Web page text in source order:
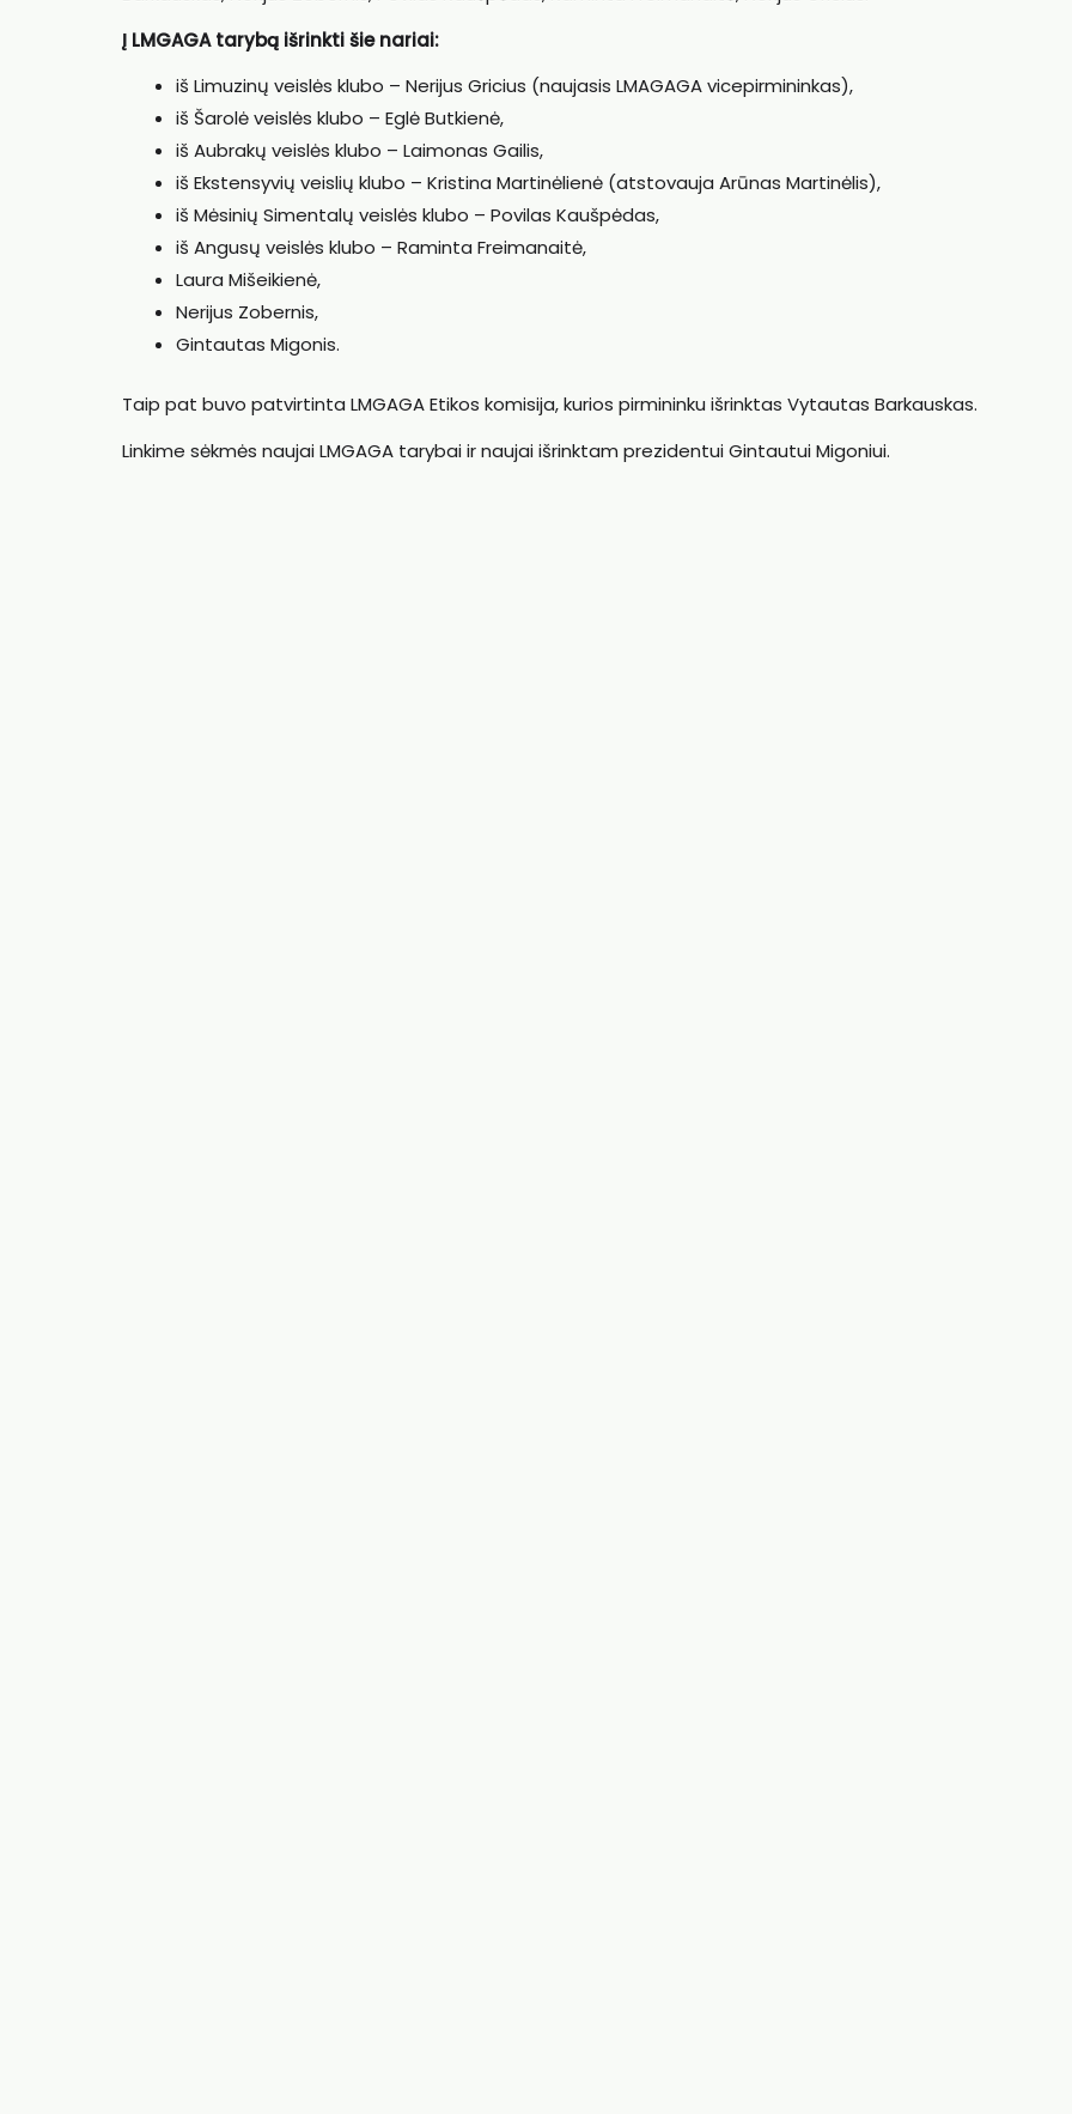
Į LMGAGA tarybą išrinkti šie nariai:
iš Limuzinų veislės klubo – Nerijus Gricius (naujasis LMAGAGA vicepirmininkas),
iš Šarolė veislės klubo – Eglė Butkienė,
iš Aubrakų veislės klubo – Laimonas Gailis,
iš Ekstensyvių veislių klubo – Kristina Martinėlienė (atstovauja Arūnas Martinėlis),
iš Mėsinių Simentalų veislės klubo – Povilas Kaušpėdas,
iš Angusų veislės klubo – Raminta Freimanaitė,
Laura Mišeikienė,
Nerijus Zobernis,
Gintautas Migonis.
Taip pat buvo patvirtinta LMGAGA Etikos komisija, kurios pirmininku išrinktas Vytautas Barkauskas.
Linkime sėkmės naujai LMGAGA tarybai ir naujai išrinktam prezidentui Gintautui Migoniui.